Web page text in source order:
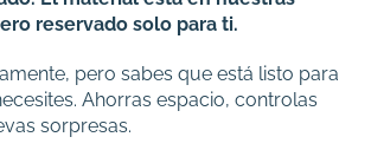
reservado solo para ti.
pero sabes que está listo para
Ahorras espacio, controlas
sorpresas.